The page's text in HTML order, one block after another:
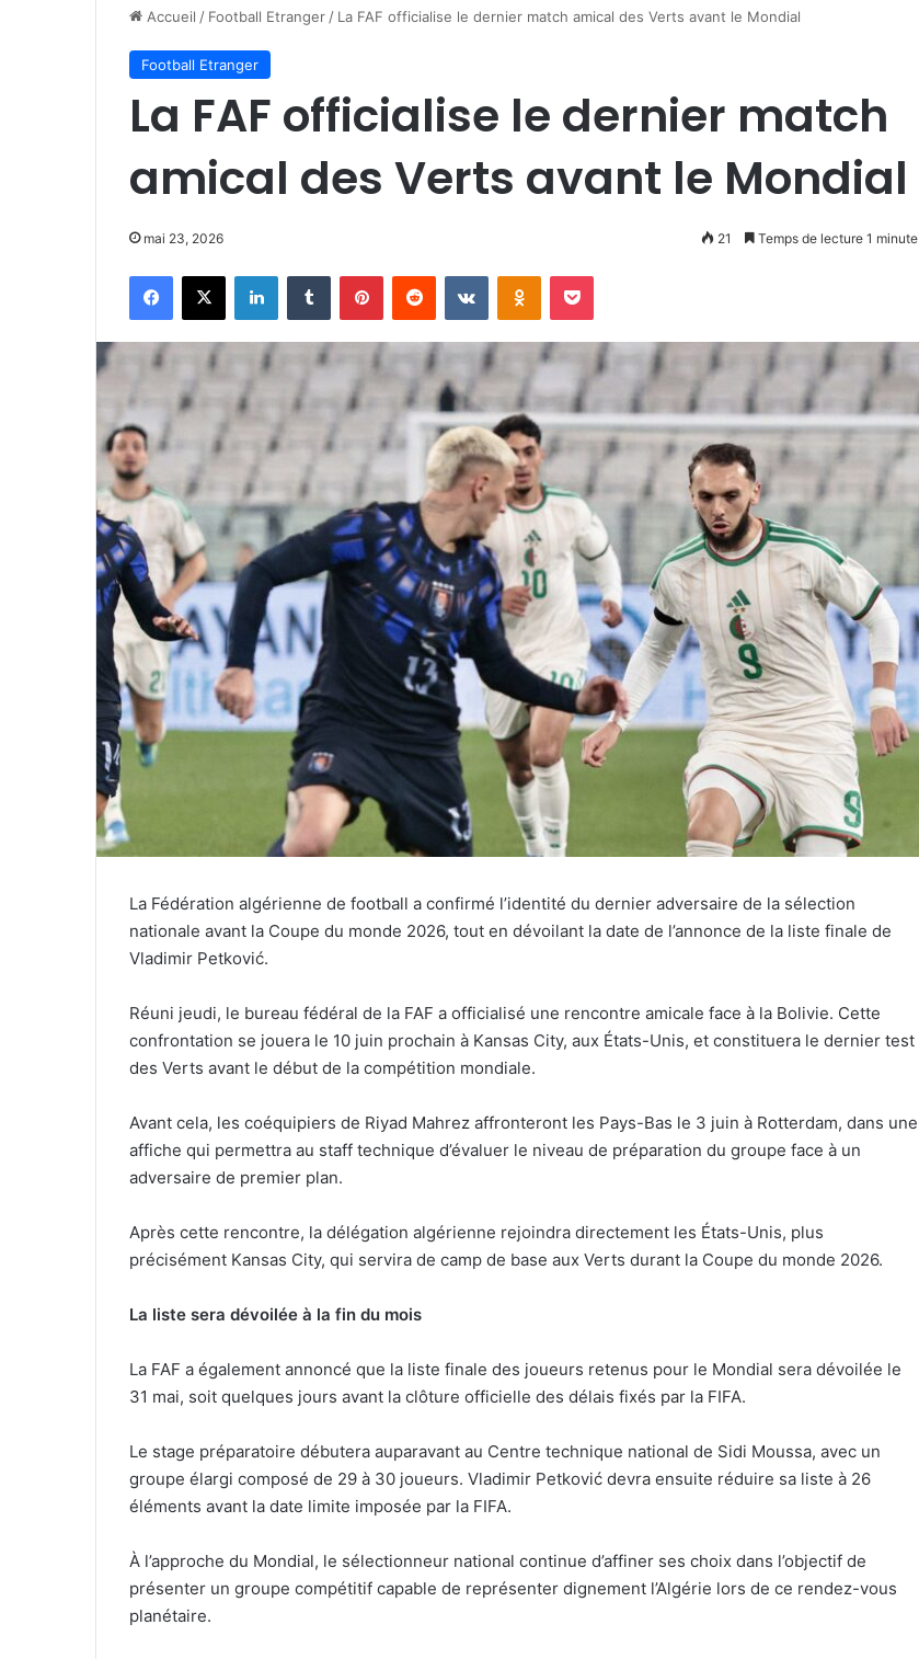
Accueil / Football Etranger / La FAF officialise le dernier match amical des Verts avant le Mondial
Football Etranger
La FAF officialise le dernier match
amical des Verts avant le Mondial
mai 23, 2026 21 Temps de lecture 1 minute
Facebook
X LinkedinTumblr PinterestReddit VKontakteOdnoklassniki
Pocket
La Fédération algérienne de football a confirmé l’identité du dernier adversaire de la sélection
nationale avant la Coupe du monde 2026, tout en dévoilant la date de l’annonce de la liste finale de
Vladimir Petković.
Réuni jeudi, le bureau fédéral de la FAF a officialisé une rencontre amicale face à la Bolivie. Cette
confrontation se jouera le 10 juin prochain à Kansas City, aux États-Unis, et constituera le dernier test
des Verts avant le début de la compétition mondiale.
Avant cela, les coéquipiers de Riyad Mahrez affronteront les Pays-Bas le 3 juin à Rotterdam, dans une
affiche qui permettra au staff technique d’évaluer le niveau de préparation du groupe face à un
adversaire de premier plan.
Après cette rencontre, la délégation algérienne rejoindra directement les États-Unis, plus
précisément Kansas City, qui servira de camp de base aux Verts durant la Coupe du monde 2026.
La liste sera dévoilée à la fin du mois
La FAF a également annoncé que la liste finale des joueurs retenus pour le Mondial sera dévoilée le
31 mai, soit quelques jours avant la clôture officielle des délais fixés par la FIFA.
Le stage préparatoire débutera auparavant au Centre technique national de Sidi Moussa, avec un
groupe élargi composé de 29 à 30 joueurs. Vladimir Petković devra ensuite réduire sa liste à 26
éléments avant la date limite imposée par la FIFA.
À l’approche du Mondial, le sélectionneur national continue d’affiner ses choix dans l’objectif de
présenter un groupe compétitif capable de représenter dignement l’Algérie lors de ce rendez-vous
planétaire.